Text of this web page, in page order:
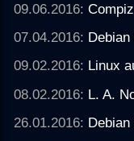
09.06.2016:
07.04.2016:
09.02.2016: Linux
08.02.2016: L. A.
26.01.2016: